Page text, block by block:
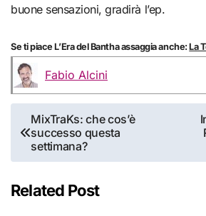
buone sensazioni, gradirà l’ep.
Se ti piace L’Era del Bantha assaggia anche:La
Fabio Alcini
Navigazione
articoli
MixTraKs: che cos’è
successo questa
settimana?
Related Post